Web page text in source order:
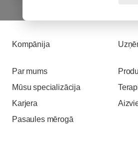
Kompānija
Par mums
Mūsu specializācija
Karjera
Pasaules mērogā